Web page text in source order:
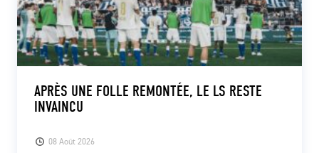
08 Août 2026
APRÈS UNE FOLLE REMONTÉE, LE LS RESTE
INVAINCU